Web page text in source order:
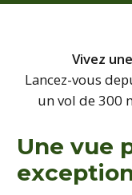
Vivez
Lancez-vous
un vol de 300
Une vue